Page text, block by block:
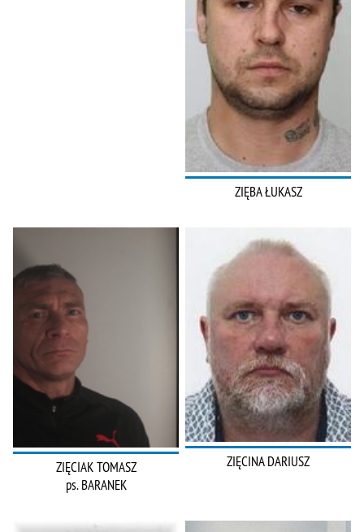
ZIĘBA ŁUKASZ
ZIĘCIAK TOMASZ
ps. BARANEK
ZIĘCINA DARIUSZ